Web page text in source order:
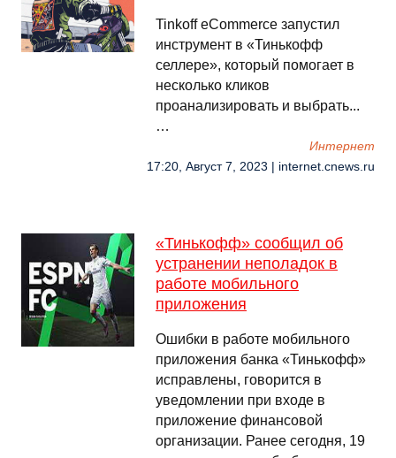
Tinkoff eCommerce запустил
инструмент в «Тинькофф
селлере», который помогает в
несколько кликов
проанализировать и выбрать...
…
Интернет
17:20, Август 7, 2023 | internet.cnews.ru
«Тинькофф» сообщил об
устранении неполадок в
работе мобильного
приложения
Ошибки в работе мобильного
приложения банка «Тинькофф»
исправлены, говорится в
уведомлении при входе в
приложение финансовой
организации. Ранее сегодня, 19